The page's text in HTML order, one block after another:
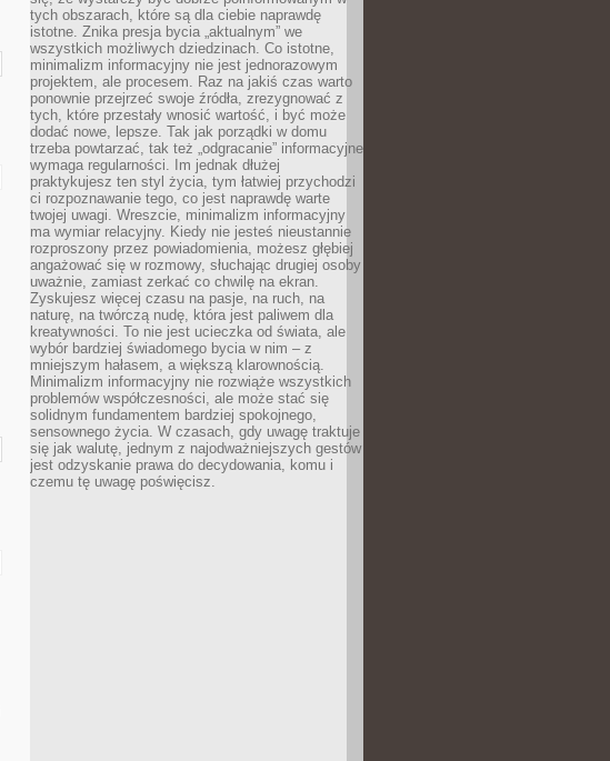
tych obszarach, które są dla ciebie naprawdę
istotne. Znika presja bycia „aktualnym” we
wszystkich możliwych dziedzinach. Co istotne,
minimalizm informacyjny nie jest jednorazowym
projektem, ale procesem. Raz na jakiś czas warto
ponownie przejrzeć swoje źródła, zrezygnować z
tych, które przestały wnosić wartość, i być może
dodać nowe, lepsze. Tak jak porządki w domu
trzeba powtarzać, tak też „odgracanie” informacyjne
wymaga regularności. Im jednak dłużej
praktykujesz ten styl życia, tym łatwiej przychodzi
ci rozpoznawanie tego, co jest naprawdę warte
twojej uwagi. Wreszcie, minimalizm informacyjny
ma wymiar relacyjny. Kiedy nie jesteś nieustannie
rozproszony przez powiadomienia, możesz głębiej
angażować się w rozmowy, słuchając drugiej osoby
uważnie, zamiast zerkać co chwilę na ekran.
Zyskujesz więcej czasu na pasje, na ruch, na
naturę, na twórczą nudę, która jest paliwem dla
kreatywności. To nie jest ucieczka od świata, ale
wybór bardziej świadomego bycia w nim – z
mniejszym hałasem, a większą klarownością.
Minimalizm informacyjny nie rozwiąże wszystkich
problemów współczesności, ale może stać się
solidnym fundamentem bardziej spokojnego,
sensownego życia. W czasach, gdy uwagę traktuje
się jak walutę, jednym z najodważniejszych gestów
jest odzyskanie prawa do decydowania, komu i
czemu tę uwagę poświęcisz.